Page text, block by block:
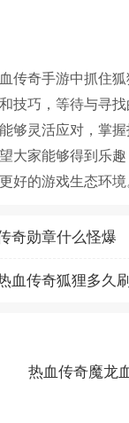
传奇手游中抓住
技巧，等待与寻
够灵活应对，掌
大家能够得到乐
好的游戏生态环境
奇勋章什么怪爆
血传奇狐狸多久
热血传奇魔龙